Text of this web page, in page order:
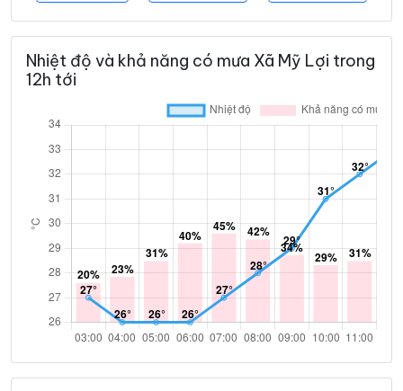
Nhiệt độ và khả năng có mưa Xã Mỹ Lợi trong
12h tới